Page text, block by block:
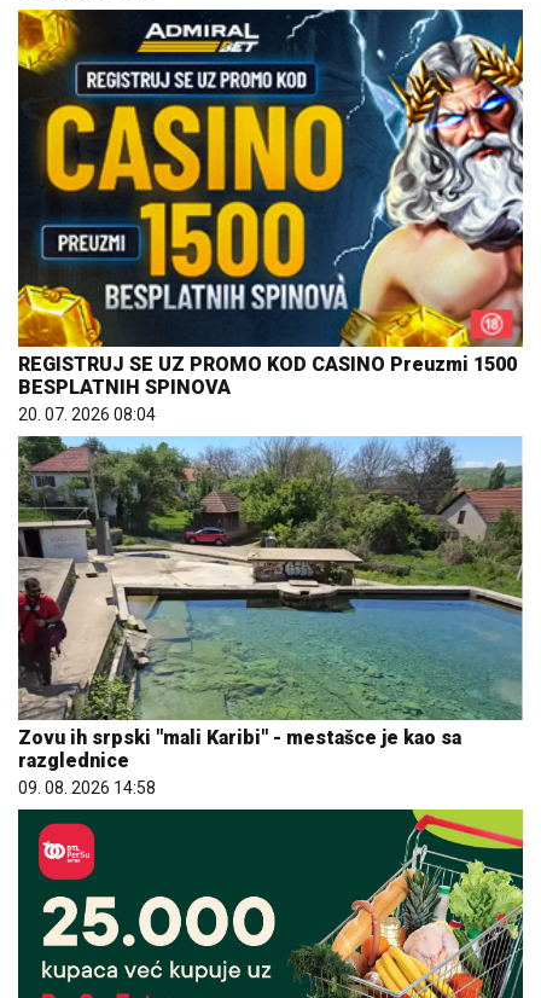
REGISTRUJ SE UZ PROMO KOD CASINO Preuzmi 1500
BESPLATNIH SPINOVA
20. 07. 2026 08:04
Zovu ih srpski "mali Karibi" - mestašce je kao sa
razglednice
09. 08. 2026 14:58